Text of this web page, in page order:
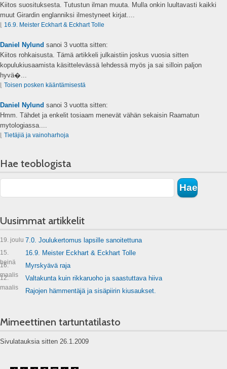
Kiitos suosituksesta. Tutustun ilman muuta. Mulla onkin luultavasti kaikki
muut Girardin englanniksi ilmestyneet kirjat....
16.9. Meister Eckhart & Eckhart Tolle
Daniel Nylund sanoi 3 vuotta sitten:
Kiitos rohkaisusta. Tämä artikkeli julkaistiin joskus vuosia sitten
kopulukiusaamista käsittelevässä lehdessä myös ja sai silloin paljon
hyvä�...
Toisen posken kääntämisestä
Daniel Nylund sanoi 3 vuotta sitten:
Hmm. Tähdet ja enkelit tosiaam menevät vähän sekaisin Raamatun
mytologiassa....
Tietäjiä ja vainoharhoja
Hae teoblogista
Uusimmat artikkelit
19. joulu 7.0. Joulukertomus lapsille sanoitettuna
15.
heinä
16.9. Meister Eckhart & Eckhart Tolle
16.
maalis
Myrskyävä raja
12.
maalis
Valtakunta kuin rikkaruoho ja saastuttava hiiva
Rajojen hämmentäjä ja sisäpiirin kiusaukset.
Mimeettinen tartuntatilasto
Sivulatauksia sitten 26.1.2009